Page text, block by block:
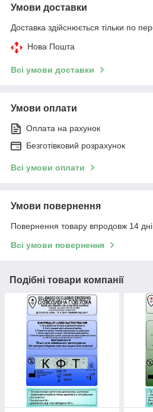
Умови доставки
Доставка здійснюється тільки по
Нова Пошта
Всі умови доставки
Умови оплати
Оплата на рахунок
Безготівковий розрахунок
Всі умови оплати
Умови повернення
Повернення товару впродовж 14
Всі умови повернення
Подібні товари компанії